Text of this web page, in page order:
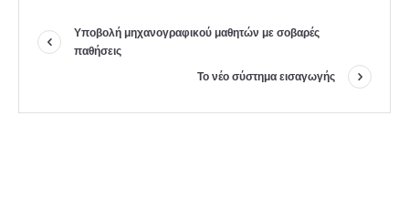
Υποβολή μηχανογραφικού μαθητών με σοβαρές
παθήσεις
Το νέο σύστημα εισαγωγής